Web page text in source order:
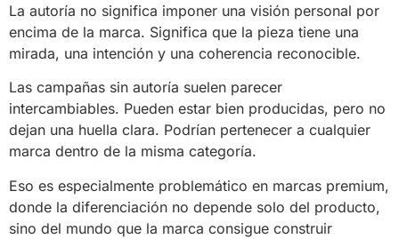
La autoría no significa imponer una visión personal por
encima de la marca. Significa que la pieza tiene una
mirada, una intención y una coherencia reconocible.
Las campañas sin autoría suelen parecer
intercambiables. Pueden estar bien producidas, pero no
dejan una huella clara. Podrían pertenecer a cualquier
marca dentro de la misma categoría.
Eso es especialmente problemático en marcas premium,
donde la diferenciación no depende solo del producto,
sino del mundo que la marca consigue construir